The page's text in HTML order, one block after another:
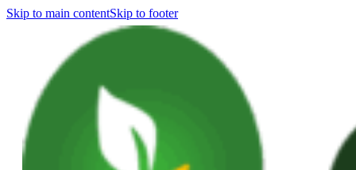
Skip to main contentSkip to footer